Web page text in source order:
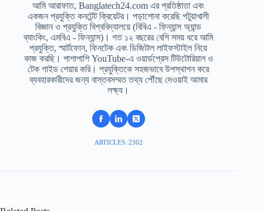
আমি আরাফাত, Banglatech24.com এর প্রতিষ্ঠাতা এবং
একজন প্রযুক্তি কনটেন্ট ক্রিয়েটর। পড়াশোনা করেছি পটুয়াখালী
বিজ্ঞান ও প্রযুক্তি বিশ্ববিদ্যালয়ে (বিবিএ - ফিন্যান্স অ্যান্ড
ব্যাংকিং, এমবিএ - ফিন্যান্স)। গত ১২ বছরের বেশি সময় ধরে আমি
প্রযুক্তি, স্মার্টফোন, ফিনটেক এবং ডিজিটাল লাইফস্টাইল নিয়ে
কাজ করছি। পাশাপাশি YouTube-এ ওয়ার্ডপ্রেস টিউটোরিয়াল ও
টেক গাইড শেয়ার করি। প্রযুক্তিকে সহজভাবে উপস্থাপন করে
ব্যবহারকারীদের জন্য বাস্তবসম্মত তথ্য পৌঁছে দেওয়াই আমার
লক্ষ্য।
ARTICLES: 2302